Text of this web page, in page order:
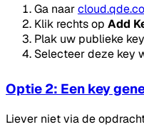
Ga naar
Klik rechts op Add
Plak uw publieke
Selecteer deze key
Optie 2: Een key
Liever niet via de